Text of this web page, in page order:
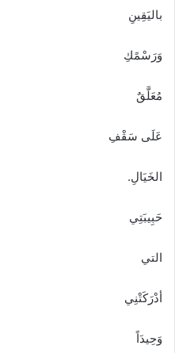
باليَقِينِ
وَرَسْمًكِ
مُعَلَّقٌ
عَلَى سَقْفِ
الخَيَالِ.
حَبِيبَتِي
التي
أدْرَكَتْنِي
وَحِيدَاً